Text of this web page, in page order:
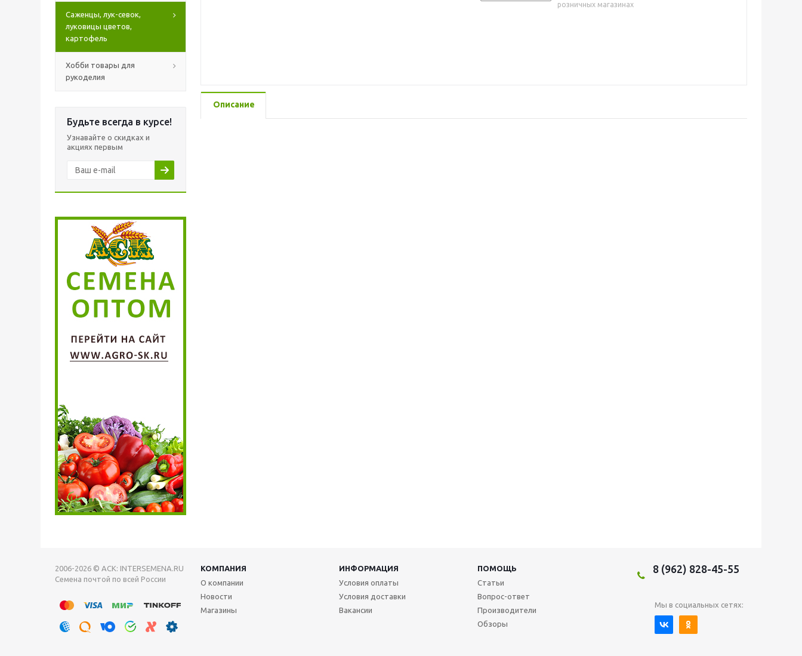
Саженцы, лук-севок,
луковицы цветов,
картофель
Хобби товары для
рукоделия
Будьте всегда в курсе!
Узнавайте о скидках и
акциях первым
розничных магазинах
Описание
2006-2026 © АСК: INTERSEMENA.RU
Семена почтой по всей России
КОМПАНИЯ ИНФОРМАЦИЯ
ПОМОЩЬ
О компании
Новости
Магазины
Условия оплаты
Условия доставки
Вакансии
Статьи
Вопрос-ответ
Производители
Обзоры
8 (962) 828-45-55
Мы в социальных сетях: